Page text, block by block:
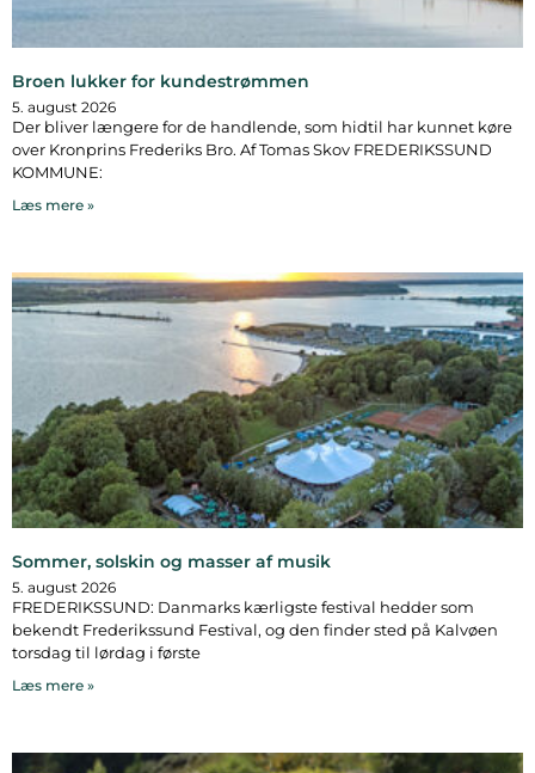
Broen lukker for kundestrømmen
5. august 2026
Der bliver længere for de handlende, som hidtil har kunnet køre
over Kronprins Frederiks Bro. Af Tomas Skov FREDERIKSSUND
KOMMUNE:
Læs mere »
Sommer, solskin og masser af musik
5. august 2026
FREDERIKSSUND: Danmarks kærligste festival hedder som
bekendt Frederikssund Festival, og den finder sted på Kalvøen
torsdag til lørdag i første
Læs mere »